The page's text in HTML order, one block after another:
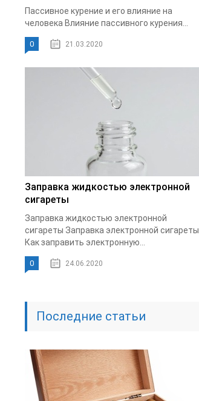
Пассивное курение и его влияние на
человека Влияние пассивного курения...
0 21.03.2020
Заправка жидкостью электронной
сигареты
Заправка жидкостью электронной
сигареты Заправка электронной сигареты
Как заправить электронную...
0 24.06.2020
Последние статьи